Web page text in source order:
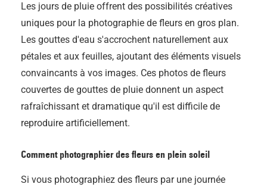
Les jours de pluie offrent des possibilités créatives
uniques pour la photographie de fleurs en gros plan.
Les gouttes d'eau s'accrochent naturellement aux
pétales et aux feuilles, ajoutant des éléments visuels
convaincants à vos images. Ces photos de fleurs
couvertes de gouttes de pluie donnent un aspect
rafraîchissant et dramatique qu'il est difficile de
reproduire artificiellement.
Comment photographier des fleurs en plein soleil
Si vous photographiez des fleurs par une journée